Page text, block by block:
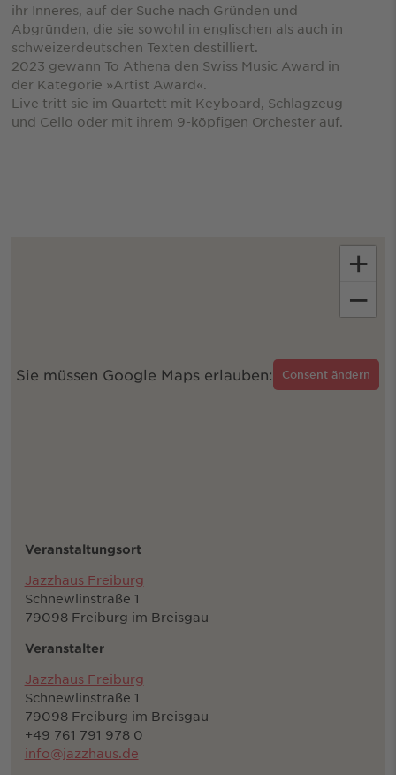
ihr Inneres, auf der Suche nach Gründen und
Abgründen, die sie sowohl in englischen als auch in
schweizerdeutschen Texten destilliert.
2023 gewann To Athena den Swiss Music Award in
der Kategorie »Artist Award«.
Live tritt sie im Quartett mit Keyboard, Schlagzeug
und Cello oder mit ihrem 9-köpfigen Orchester auf.
Sie müssen Google Maps erlauben: Consent ändern
+
−
Veranstaltungsort
Jazzhaus Freiburg
Schnewlinstraße 1
79098 Freiburg im Breisgau
Veranstalter
Jazzhaus Freiburg
Schnewlinstraße 1
79098 Freiburg im Breisgau
+49 761 791 978 0
info@jazzhaus.de